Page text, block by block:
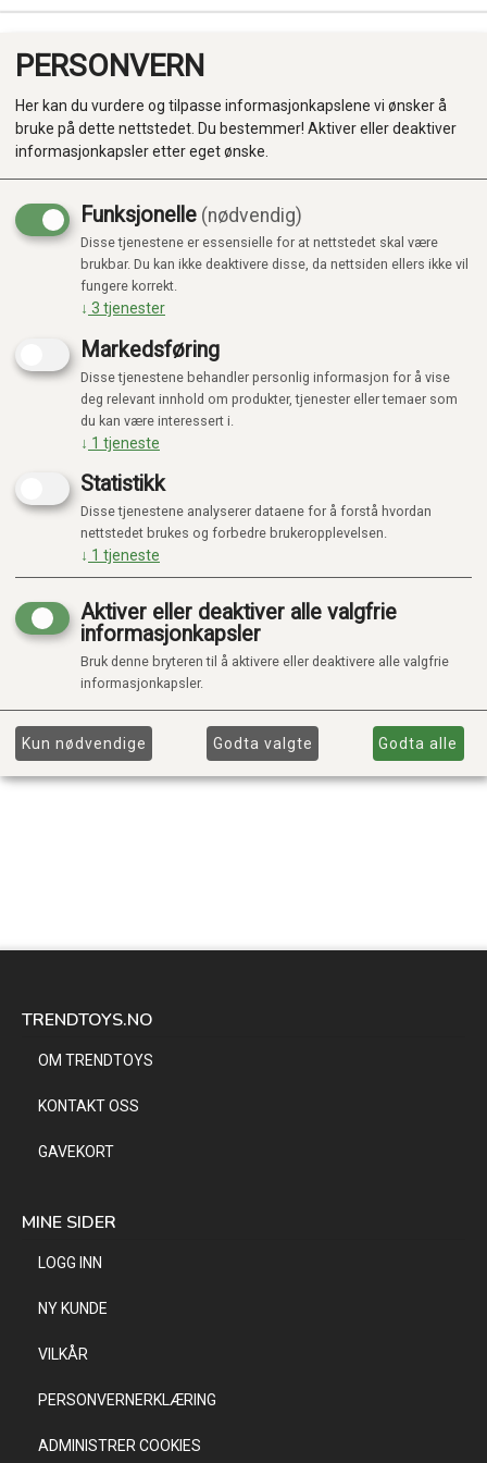
Produkter
Kategorier
KUNNE IKKE FINNE PRODUKTET
TRENDTOYS.NO
OM TRENDTOYS
KONTAKT OSS
GAVEKORT
MINE SIDER
LOGG INN
NY KUNDE
VILKÅR
PERSONVERNERKLÆRING
ADMINISTRER COOKIES
PERSONVERN
Her kan du vurdere og tilpasse informasjonkapslene vi ønsker å
bruke på dette nettstedet. Du bestemmer! Aktiver eller deaktiver
informasjonkapsler etter eget ønske.
Funksjonelle (nødvendig)
Disse tjenestene er essensielle for at nettstedet skal være
brukbar. Du kan ikke deaktivere disse, da nettsiden ellers ikke vil
fungere korrekt.
↓ 3 tjenester
Markedsføring
Disse tjenestene behandler personlig informasjon for å vise
deg relevant innhold om produkter, tjenester eller temaer som
du kan være interessert i.
↓ 1 tjeneste
Statistikk
Disse tjenestene analyserer dataene for å forstå hvordan
nettstedet brukes og forbedre brukeropplevelsen.
↓ 1 tjeneste
Aktiver eller deaktiver alle valgfrie
informasjonkapsler
Bruk denne bryteren til å aktivere eller deaktivere alle valgfrie
informasjonkapsler.
Kun nødvendige Godta valgte Godta alle